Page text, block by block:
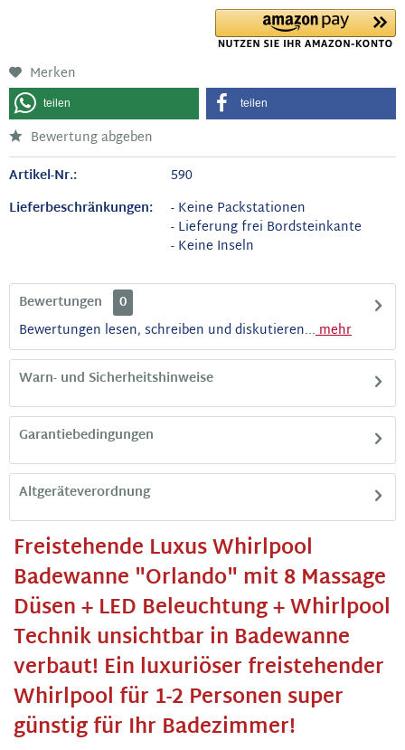
Merken
teilen teilen
Bewertung abgeben
Artikel-Nr.:
590
Lieferbeschränkungen:
- Keine Packstationen
- Lieferung frei Bordsteinkante
- Keine Inseln
Freistehende Luxus Whirlpool
Badewanne "Orlando" mit 8 Massage
Düsen + LED Beleuchtung + Whirlpool
Technik unsichtbar in Badewanne
verbaut! Ein luxuriöser freistehender
Whirlpool für 1-2 Personen super
günstig für Ihr Badezimmer!
Altgeräteverordnung
Garantiebedingungen
Warn- und Sicherheitshinweise
Bewertungen
0
Bewertungen lesen, schreiben und diskutieren...mehr